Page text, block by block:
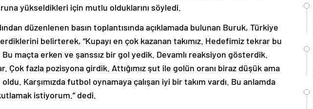
yükseldikleri için mutlu olduklarını söyledi.
düzenlenen basın toplantısında açıklamada bulunan Buruk, Türkiye
belirterek, “Kupayı en çok kazanan takımız. Hedefimiz tekrar bu
Bu maçta erken ve şanssız bir gol yedik. Devamlı reaksiyon gösterdik.
Çok fazla pozisyona girdik. Attığımız şut ile golün oranı biraz düşük ama
Karşımızda futbol oynamaya çalışan iyi bir takım vardı. Bu anlamda
istiyorum.” dedi.